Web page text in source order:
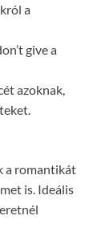
a
give a
azoknak,
a romantikát
is. Ideális